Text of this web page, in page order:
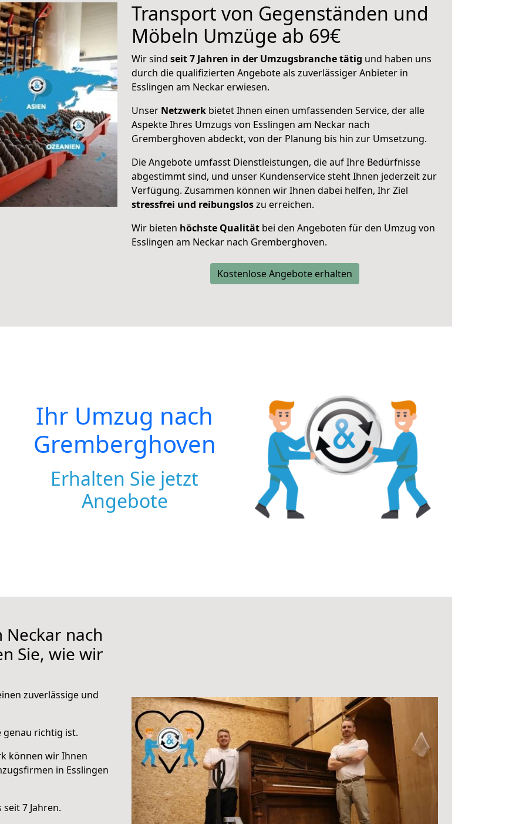
Transport von Gegenständen und
Möbeln Umzüge ab 69€
Wir sind seit 7 Jahren in der Umzugsbranche tätig und haben uns
durch die qualifizierten Angebote als zuverlässiger Anbieter in
Esslingen am Neckar erwiesen.
Unser Netzwerk bietet Ihnen einen umfassenden Service, der alle
Aspekte Ihres Umzugs von Esslingen am Neckar nach
Gremberghoven abdeckt, von der Planung bis hin zur Umsetzung.
Die Angebote umfasst Dienstleistungen, die auf Ihre Bedürfnisse
abgestimmt sind, und unser Kundenservice steht Ihnen jederzeit zur
Verfügung. Zusammen können wir Ihnen dabei helfen, Ihr Ziel
stressfrei und reibungsloszu erreichen.
Wir bieten höchste Qualität bei den Angeboten für den Umzug von
Esslingen am Neckar nach Gremberghoven.
Kostenlose Angebote erhalten
Ihr Umzug nach
Gremberghoven
Erhalten Sie jetzt
Angebote
Neckar nach
Sie, wie wir
zuverlässige und
genau richtig ist.
können wir Ihnen
in Esslingen
7 Jahren.